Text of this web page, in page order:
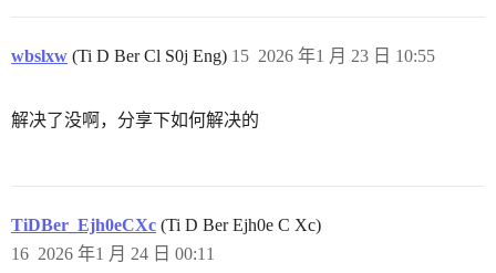
wbslxw (Ti D Ber Cl S0j Eng) 2026 年1 月 23 日 10:55
15
解决了没啊，分享下如何解决的
TiDBer_Ejh0eCXc (Ti D Ber Ejh0e C Xc)
2026 年1 月 24 日 00:11
16